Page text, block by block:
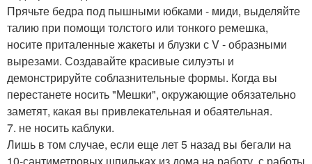
Прячьте бедра под пышными юбками - миди, выделяйте
талию при помощи толстого или тонкого ремешка,
носите приталенные жакеты и блузки с V - образными
вырезами. Создавайте красивые силуэты и
демонстрируйте соблазнительные формы. Когда вы
перестанете носить "Мешки", окружающие обязательно
заметят, какая вы привлекательная и обаятельная.
7. не носить каблуки.
Лишь в том случае, если еще лет 5 назад вы бегали на